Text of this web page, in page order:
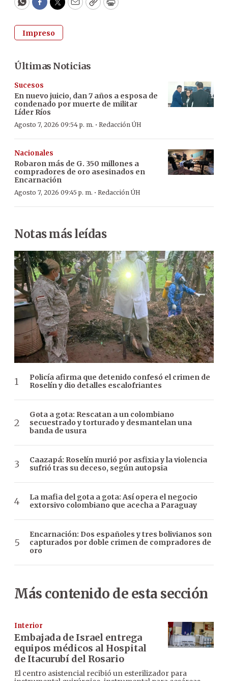
WhatsApp
Facebook
Twitter
EmailCopyPrint
Impreso
Últimas Noticias
Sucesos
En nuevo juicio, dan 7 años a esposa de
condenado por muerte de militar
Líder Ríos
Agosto 7, 2026 09:54 p. m. · Redacción ÚH
Nacionales
Robaron más de G. 350 millones a
compradores de oro asesinados en
Encarnación
Agosto 7, 2026 09:45 p. m. · Redacción ÚH
Notas más leídas
Policía afirma que detenido confesó el crimen de
Roselín y dio detalles escalofriantes
Gota a gota: Rescatan a un colombiano
secuestrado y torturado y desmantelan una
banda de usura
Caazapá: Roselín murió por asfixia y la violencia
sufrió tras su deceso, según autopsia
La mafia del gota a gota: Así opera el negocio
extorsivo colombiano que acecha a Paraguay
Encarnación: Dos españoles y tres bolivianos son
capturados por doble crimen de compradores de
oro
Más contenido de esta sección
Interior
Embajada de Israel entrega
equipos médicos al Hospital
de Itacurubí del Rosario
El centro asistencial recibió un esterilizador para